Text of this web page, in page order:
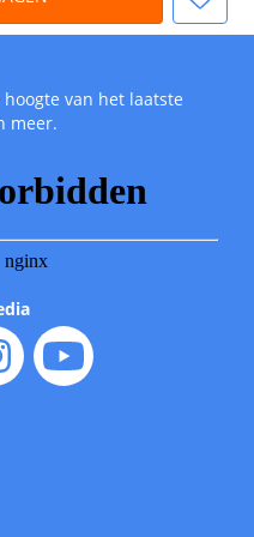
van het laatste
meer.